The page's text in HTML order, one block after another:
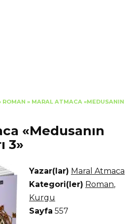
ROMAN » MARAL ATMACA «MEDUSANIN
«Medusanın
3»
Yazar(lar) Maral Atmaca
Kategori(ler) Roman,
Kurgu
Sayfa 557